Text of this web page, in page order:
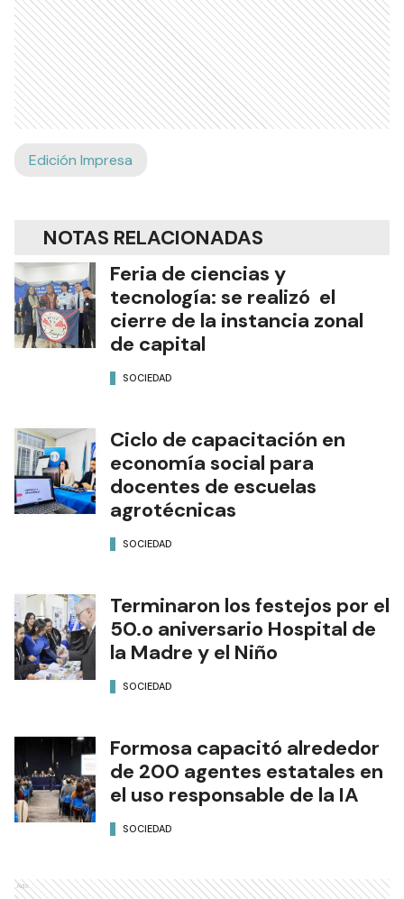
Edición Impresa
NOTAS RELACIONADAS
Feria de ciencias y
tecnología: se realizó el
cierre de la instancia zonal
de capital
SOCIEDAD
Ciclo de capacitación en
economía social para
docentes de escuelas
agrotécnicas
SOCIEDAD
Terminaron los festejos por el
50.o aniversario Hospital de
la Madre y el Niño
SOCIEDAD
Formosa capacitó alrededor
de 200 agentes estatales en
el uso responsable de la IA
SOCIEDAD
Ads